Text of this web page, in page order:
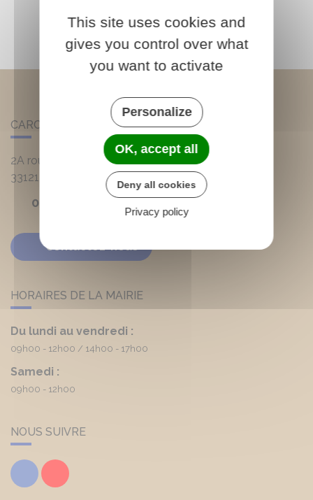
CARCANS
2A route d'Hourtin
33121
05 56 03 90 20
Contactez-nous
HORAIRES DE LA MAIRIE
Du lundi au vendredi :
09h00 - 12h00 14h00 - 17h00
Samedi :
09h00 - 12h00
NOUS SUIVRE
FacebookYoutube
This site uses cookies and
gives you control over what
you want to activate
Personalize
OK, accept all
Deny all cookies
Privacy policy